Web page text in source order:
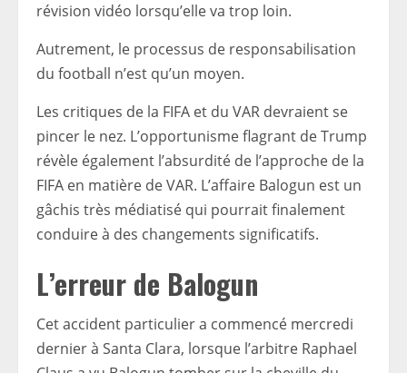
révision vidéo lorsqu’elle va trop loin.
Autrement, le processus de responsabilisation
du football n’est qu’un moyen.
Les critiques de la FIFA et du VAR devraient se
pincer le nez. L’opportunisme flagrant de Trump
révèle également l’absurdité de l’approche de la
FIFA en matière de VAR. L’affaire Balogun est un
gâchis très médiatisé qui pourrait finalement
conduire à des changements significatifs.
L’erreur de Balogun
Cet accident particulier a commencé mercredi
dernier à Santa Clara, lorsque l’arbitre Raphael